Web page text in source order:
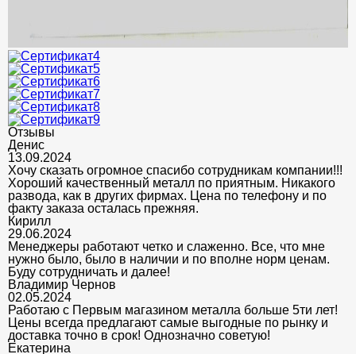
Отзывы
Денис
13.09.2024
Хочу сказать огромное спасибо сотрудникам компании!!!
Хороший качественный металл по приятным. Никакого
развода, как в других фирмах. Цена по телефону и по
факту заказа осталась прежняя.
Кирилл
29.06.2024
Менеджеры работают четко и слаженно. Все, что мне
нужно было, было в наличии и по вполне норм ценам.
Буду сотрудничать и далее!
Владимир Чернов
02.05.2024
Работаю с Первым магазином металла больше 5ти лет!
Цены всегда предлагают самые выгодные по рынку и
доставка точно в срок! Однозначно советую!
Екатерина